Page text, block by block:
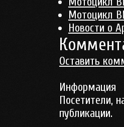
Мотоцикл
Новости о
Оставить
Информация
Посетители,
публикации.